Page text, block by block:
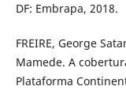
DF: Embrapa, 2018.
FREIRE, George
Mamede. A
Plataforma